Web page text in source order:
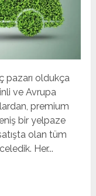
pazarı oldukça
ve Avrupa
premium
bir yelpaze
olan tüm
Her...